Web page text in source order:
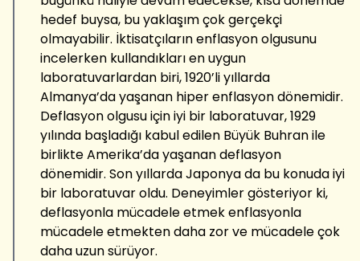
hedef buysa, bu yaklaşım çok gerçekçi
olmayabilir. İktisatçıların enflasyon olgusunu
incelerken kullandıkları en uygun
laboratuvarlardan biri, 1920’li yıllarda
Almanya’da yaşanan hiper enflasyon dönemidir.
Deflasyon olgusu için iyi bir laboratuvar, 1929
yılında başladığı kabul edilen Büyük Buhran ile
birlikte Amerika’da yaşanan deflasyon
dönemidir. Son yıllarda Japonya da bu konuda iyi
bir laboratuvar oldu. Deneyimler gösteriyor ki,
deflasyonla mücadele etmek enflasyonla
mücadele etmekten daha zor ve mücadele çok
daha uzun sürüyor.